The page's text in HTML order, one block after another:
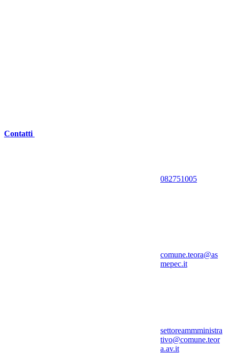
Contatti
082751005
comune.teora@as
mepec.it
settoreammministra
tivo@comune.teor
a.av.it